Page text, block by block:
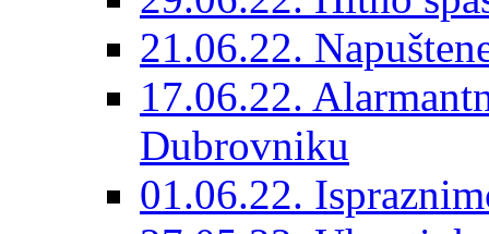
21.06.22.
17.06.22.
Dubrovniku
01.06.22.